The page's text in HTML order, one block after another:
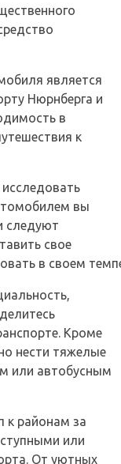
является
Нюрнберга и
в
к
вы
следуют
свое
в своем
Кроме
нести тяжелые
или автобусным
к районам за
или
От уютных